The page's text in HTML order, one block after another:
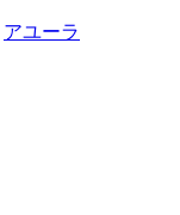
アユーラ